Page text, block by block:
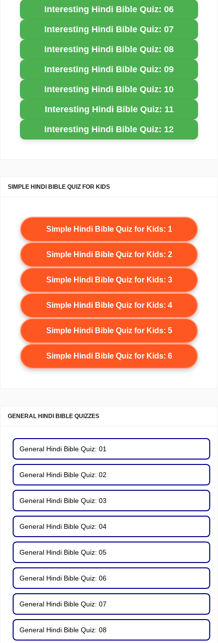
Interesting Hindi Bible Quiz: 06
Interesting Hindi Bible Quiz: 07
Interesting Hindi Bible Quiz: 08
Interesting Hindi Bible Quiz: 09
Interesting Hindi Bible Quiz: 10
Interesting Hindi Bible Quiz: 11
Interesting Hindi Bible Quiz: 12
SIMPLE HINDI BIBLE QUIZ FOR KIDS
Simple Hindi Bible Quiz for Kids: 1
Simple Hindi Bible Quiz for Kids: 2
Simple Hindi Bible Quiz for Kids: 3
Simple Hindi Bible Quiz for Kids: 4
Simple Hindi Bible Quiz for Kids: 5
Simple Hindi Bible Quiz for Kids: 6
GENERAL HINDI BIBLE QUIZZES
General Hindi Bible Quiz: 01
General Hindi Bible Quiz: 02
General Hindi Bible Quiz: 03
General Hindi Bible Quiz: 04
General Hindi Bible Quiz: 05
General Hindi Bible Quiz: 06
General Hindi Bible Quiz: 07
General Hindi Bible Quiz: 08